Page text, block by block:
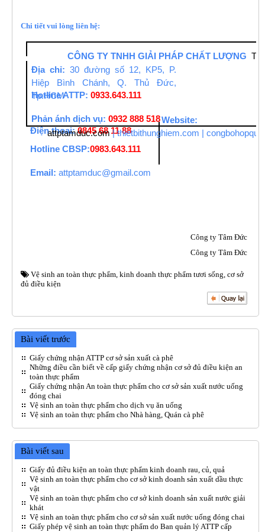
Chi tiết vui lòng liên hệ:
CÔNG TY TNHH GIẢI PHÁP CHẤT LƯỢNG
Địa chỉ: 30 đường số 12, KP5, P.
Hiệp Bình Chánh, Q. Thủ Đức,
Tp.HCM
Điện thoại: 0845 68 11 88
Hotline ATTP: 0933.643.111
Phản ánh dịch vụ: 0932 888 518
Hotline CBSP:0983.643.111
Email: attptamduc@gmail.com
Website:
attptamduc.com|thietbithunghiem.com |
Công ty Tâm Đức
Công ty Tâm Đức
Vệ sinh an toàn thực phẩm, kinh doanh thực phẩm tươi sống, cơ sở
đủ điều kiện
Bài viết trước
Giấy chứng nhận ATTP cơ sở sản xuất cà phê
Những điều cần biết về cấp giấy chứng nhận cơ sở đủ điều kiện an
toàn thực phẩm
Giấy chứng nhận An toàn thực phẩm cho cơ sở sản xuất nước uống
đóng chai
Vệ sinh an toàn thực phẩm cho dịch vụ ăn uống
Vệ sinh an toàn thực phẩm cho Nhà hàng, Quán cà phê
Bài viết sau
Giấy đủ điều kiện an toàn thực phẩm kinh doanh rau, củ, quả
Vệ sinh an toàn thực phẩm cho cơ sở kinh doanh sản xuất dầu thực
vật
Vệ sinh an toàn thực phẩm cho cơ sở kinh doanh sản xuất nước giải
khát
Vệ sinh an toàn thực phẩm cho cơ sở sản xuất nước uống đóng chai
Giấy phép vệ sinh an toàn thực phẩm do Ban quản lý ATTP cấp